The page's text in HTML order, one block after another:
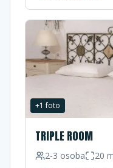
+1 foto
TRIPLE ROOM
2-3 osoba 20